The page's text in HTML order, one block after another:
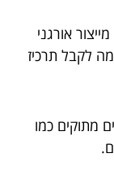
אורגני
לקבל תרכיז
מתוקים כמו